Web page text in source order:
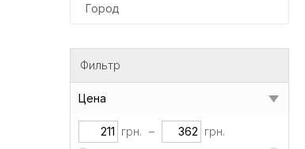
Город
Фильтр
Цена
грн. – грн.